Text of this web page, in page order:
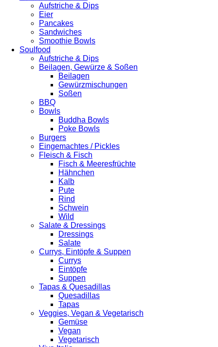
Aufstriche & Dips
Eier
Pancakes
Sandwiches
Smoothie Bowls
Soulfood
Aufstriche & Dips
Beilagen, Gewürze & Soßen
Beilagen
Gewürzmischungen
Soßen
BBQ
Bowls
Buddha Bowls
Poke Bowls
Burgers
Eingemachtes / Pickles
Fleisch & Fisch
Fisch & Meeresfrüchte
Hähnchen
Kalb
Pute
Rind
Schwein
Wild
Salate & Dressings
Dressings
Salate
Currys, Eintöpfe & Suppen
Currys
Eintöpfe
Suppen
Tapas & Quesadillas
Quesadillas
Tapas
Veggies, Vegan & Vegetarisch
Gemüse
Vegan
Vegetarisch